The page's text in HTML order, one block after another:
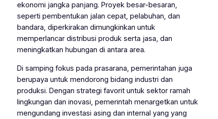
ekonomi jangka panjang. Proyek besar-besaran,
seperti pembentukan jalan cepat, pelabuhan, dan
bandara, diperkirakan dimungkinkan untuk
memperlancar distribusi produk serta jasa, dan
meningkatkan hubungan di antara area.
Di samping fokus pada prasarana, pemerintahan juga
berupaya untuk mendorong bidang industri dan
produksi. Dengan strategi favorit untuk sektor ramah
lingkungan dan inovasi, pemerintah menargetkan untuk
mengundang investasi asing dan internal yang yang